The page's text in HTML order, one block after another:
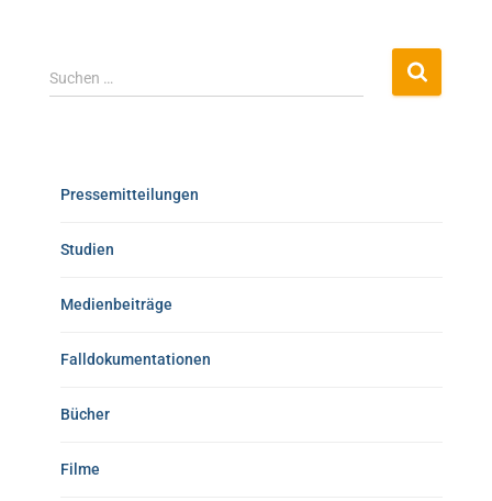
Suchen …
Pressemitteilungen
Studien
Medienbeiträge
Falldokumentationen
Bücher
Filme